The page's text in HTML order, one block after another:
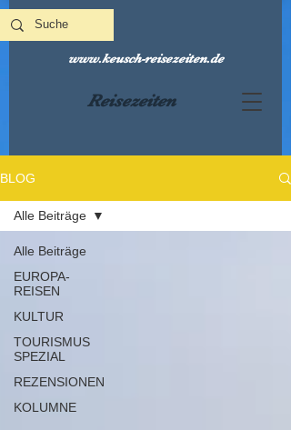
Reisezeiten
www.keusch-reisezeiten.de
BLOG
Alle Beiträge
EUROPA-
REISEN
KULTUR
TOURISMUS
SPEZIAL
REZENSIONEN
KOLUMNE
Alle Beiträge